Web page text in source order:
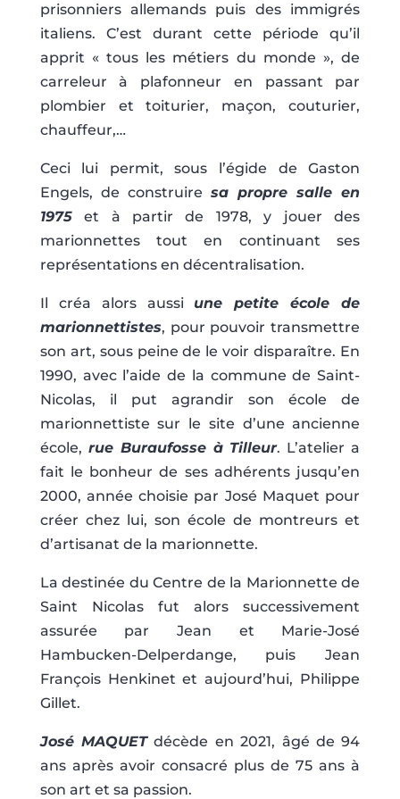
prisonniers allemands puis des immigrés
italiens. C’est durant cette période qu’il
apprit « tous les métiers du monde », de
carreleur à plafonneur en passant par
plombier et toiturier, maçon, couturier,
chauffeur,…
Ceci lui permit, sous l’égide de Gaston
Engels, de construire sa propre salle en
1975et à partir de 1978, y jouer des
marionnettes tout en continuant ses
représentations en décentralisation.
Il créa alors aussi une petite école de
marionnettistes, pour pouvoir transmettre
son art, sous peine de le voir disparaître. En
1990, avec l’aide de la commune de Saint-
Nicolas, il put agrandir son école de
marionnettiste sur le site d’une ancienne
école, rue Buraufosse à Tilleur. L’atelier a
fait le bonheur de ses adhérents jusqu’en
2000, année choisie par José Maquet pour
créer chez lui, son école de montreurs et
d’artisanat de la marionnette.
La destinée du Centre de la Marionnette de
Saint Nicolas fut alors successivement
assurée par Jean et Marie-José
Hambucken-Delperdange, puis Jean
François Henkinet et aujourd’hui, Philippe
Gillet.
José MAQUETdécède en 2021, âgé de 94
ans après avoir consacré plus de 75 ans à
son art et sa passion.